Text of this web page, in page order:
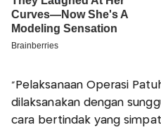
“Pelaksanaan Operasi
dilaksanakan dengan
cara bertindak yang